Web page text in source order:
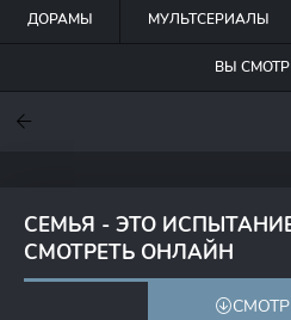
ДОРАМЫ МУЛЬТСЕРИАЛЫ
ВЫ
СЕМЬЯ - ЭТО
СМОТРЕТЬ ОНЛАЙН
6.9